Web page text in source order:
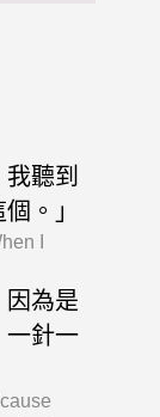
聽到
。」
I
因為是
針一